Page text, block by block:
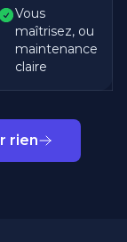
Vous
maîtrisez, ou
maintenance
claire
rien